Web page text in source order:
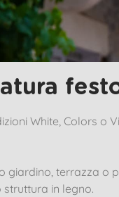
White, Colors o
giardino, terrazza
in legno.